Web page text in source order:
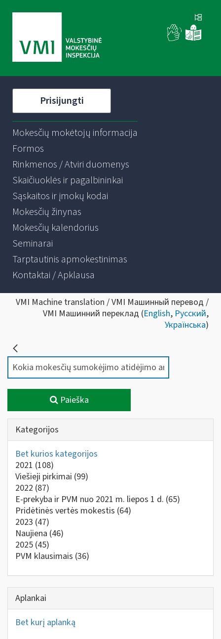
Prisijungti
Mokesčių mokėtojų informacija
Formos
Rinkmenos / Atviri duomenys
Skaičiuoklės ir pagalbininkai
Sąskaitos ir įmokų kodai
Mokesčių žinynas
Mokesčių kalendorius
Seminarai
Tarptautinis apmokestinimas
Kontaktai / Apklausa
VMI Machine translation / VMI Машинный перевод /
VMI Машинний переклад (English, Русский,
Українська)
Paieška
Kategorijos
Bet kurios kategorijos
2021 (108)
Viešieji pirkimai (99)
2022 (87)
E-prekyba ir PVM nuo 2021 m. liepos 1 d. (65)
Pridėtinės vertės mokestis (64)
2023 (47)
Naujiena (46)
2025 (45)
PVM klausimais (36)
Aplankai
Bet kurį aplanką